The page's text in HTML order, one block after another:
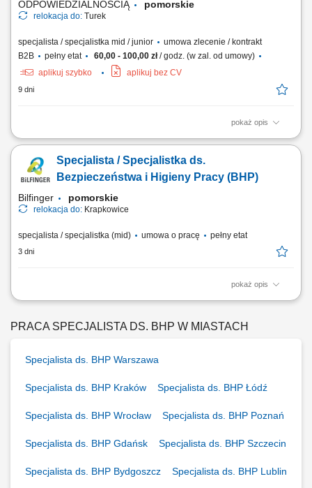
ODPOWIEDZIALNOŚCIĄ
pomorskie
relokacja do: Turek
specjalista / specjalistka mid / junior
umowa zlecenie / kontrakt
B2B
pełny etat 60,00 - 100,00 zł/ godz. (w zal. od umowy)
aplikuj szybko
aplikuj bez CV
9 dni
pokaż opis
Twój zakres obowiązków Analiza i określanie ryzyka BHP dla
przepisów BHP, ppoż. i ochrony środowiska na realizowanej budowie,
Prowadzenie szkoleń z zakresu BHP, ppoż. i ochrony środowiska,
Specjalista / Specjalistka ds.
Bezpieczeństwa i Higieny Pracy (BHP)
Bilfinger pomorskie
relokacja do: Krapkowice
specjalista / specjalistka (mid) umowa o pracę pełny etat
3 dni
pokaż opis
Opis stanowiska Kompleksowa obsługa obszaru BHP na projektach
bezpieczeństwa pracy na budowach; Przeprowadzanie kontroli oraz
PRACA SPECJALISTA DS. BHP W MIASTACH
Specjalista ds. BHP Warszawa
Specjalista ds. BHP Kraków Specjalista ds. BHP Łódź
Specjalista ds. BHP Wrocław Specjalista ds. BHP Poznań
Specjalista ds. BHP Gdańsk Specjalista ds. BHP Szczecin
Specjalista ds. BHP Bydgoszcz Specjalista ds. BHP Lublin